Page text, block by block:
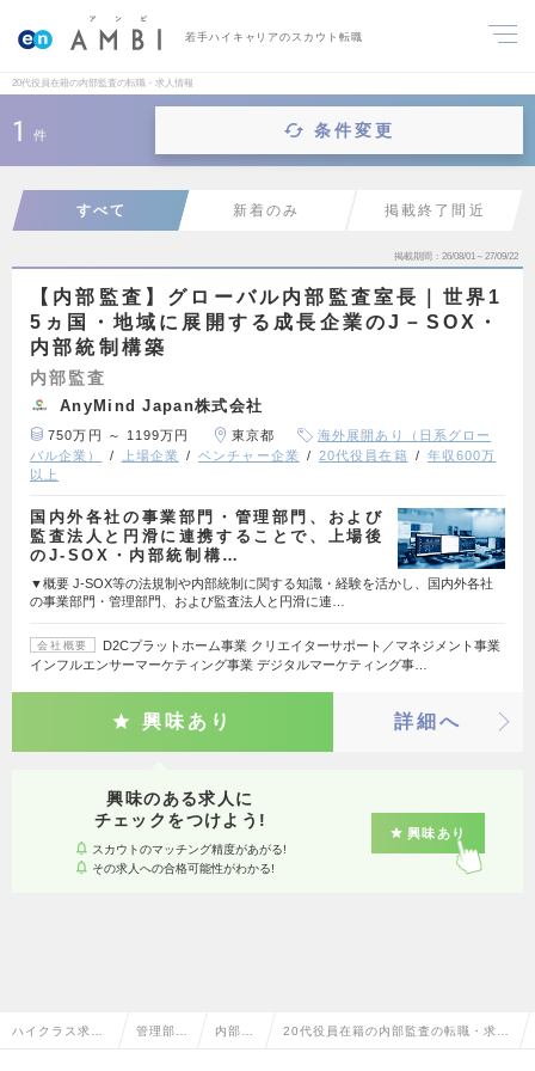
若手ハイキャリアのスカウト転職
20代役員在籍の内部監査の転職・求人情報
1 件 条件変更
すべて 新着のみ 掲載終了間近
掲載期間 26/08/01～27/09/22
【内部監査】グローバル内部監査室長｜世界1
5ヵ国・地域に展開する成長企業のJ－SOX・
内部統制構築
内部監査
AnyMind Japan株式会社
750万円 ～ 1199万円 東京都
海外展開あり（日系グロー
バル企業）
上場企業 ベンチャー企業 20代役員在籍
年収600万
以上
国内外各社の事業部門・管理部門、および
監査法人と円滑に連携することで、上場後
のJ-SOX・内部統制構…
▼概要 J-SOX等の法規制や内部統制に関する知識・経験を活かし、国内外各社
の事業部門・管理部門、および監査法人と円滑に連…
会社概要
D2Cプラットホーム事業 クリエイターサポート／マネジメント事業
インフルエンサーマーケティング事業 デジタルマーケティング事…
興味あり 詳細へ
興味のある求人に
チェックをつけよう!
スカウトのマッチング精度があがる!
その求人への合格可能性がわかる!
興味あり
ハイクラス求人 管理部門 内部監 20代役員在籍の内部監査の転職・求人